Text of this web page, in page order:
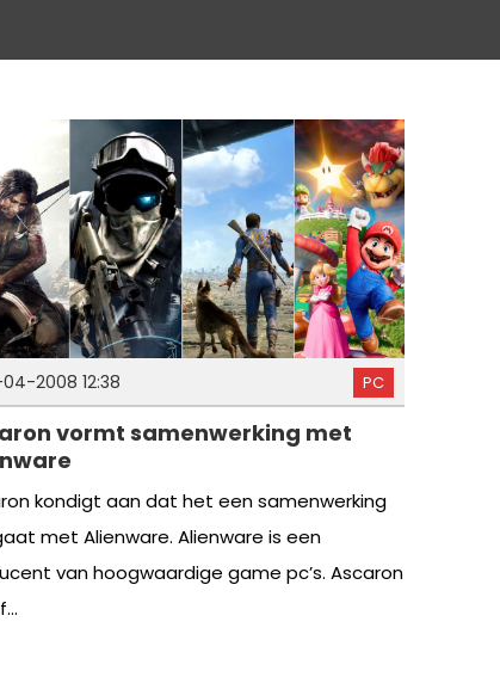
04-2008 12:38 PC
vormt samenwerking met
kondigt aan dat het een samenwerking
met Alienware. Alienware is een
van hoogwaardige game pc’s. Ascaron